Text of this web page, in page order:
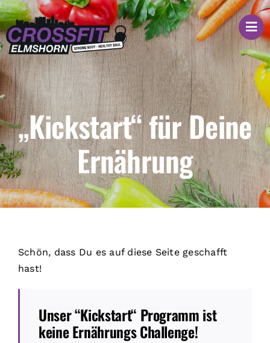
Zum
Inhalt
springen
„Kickstart“ für Deine
Ernährung
Schön, dass Du es auf diese Seite geschafft
hast!
Unser “Kickstart“ Programm ist
keine Ernährungs Challenge!